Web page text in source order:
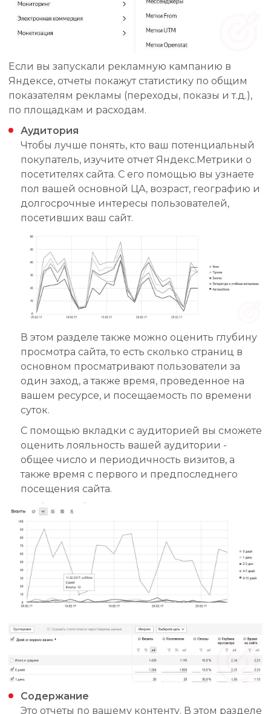
Если вы запускали рекламную кампанию в
Яндексе, отчеты покажут статистику по общим
показателям рекламы (переходы, показы и т.д.),
по площадкам и расходам.
Аудитория
Чтобы лучше понять, кто ваш потенциальный
покупатель, изучите отчет Яндекс.Метрики о
посетителях сайта. С его помощью вы узнаете
пол вашей основной ЦА, возраст, географию и
долгосрочные интересы пользователей,
посетивших ваш сайт.
В этом разделе также можно оценить глубину
просмотра сайта, то есть сколько страниц в
основном просматривают пользователи за
один заход, а также время, проведенное на
вашем ресурсе, и посещаемость по времени
суток.
С помощью вкладки с аудиторией вы сможете
оценить лояльность вашей аудитории -
общее число и периодичность визитов, а
также время с первого и предпоследнего
посещения сайта.
Содержание
Это отчеты по вашему контенту. В этом разделе